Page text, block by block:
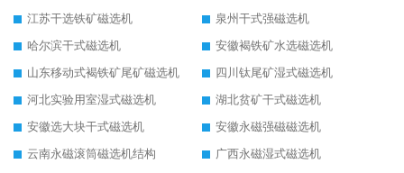
江苏干选铁矿磁选机
泉州干式强磁选机
哈尔滨干式磁选机
安徽褐铁矿水选磁选机
山东移动式褐铁矿尾矿磁选机
四川钛尾矿湿式磁选机
河北实验用室湿式磁选机
湖北贫矿干式磁选机
安徽选大块干式磁选机
安徽永磁强磁磁选机
云南永磁滚筒磁选机结构
广西永磁湿式磁选机